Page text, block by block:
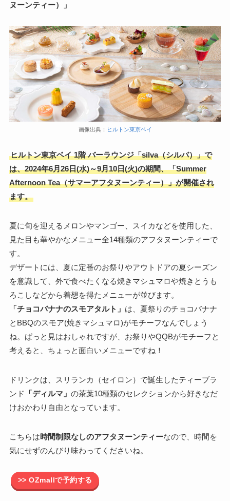
ヌーンティー）」
画像出典： ヒルトン東京ベイ
ヒルトン東京ベイ 1階 バーラウンジ「silva（シルバ）」で
は、2024年6月26日(水)～9月10日(火)の期間、「Summer
Afternoon Tea（サマーアフタヌーンティー）」が開催され
ます。
夏に旬を迎えるメロンやマンゴー、スイカなどを使用した、
見た目も華やかなメニュー全14種類のアフタヌーンティーで
す。
デザートには、夏に定番のお祭りやアウトドアの夏シーズン
を意識して、外で食べたくなる焼きマシュマロや焼きとうも
ろこしなどから着想を得たメニューが並びます。
「チョコバナナのスモアタルト」 は、夏祭りのチョコバナナ
とBBQのスモア(焼きマシュマロ)がモチーフなんでしょう
ね。ぱっと見はおしゃれですが、お祭りやQQBがモチーフと
考えると、ちょっと面白いメニューですね！
ドリンクは、スリランカ（セイロン）で誕生したティーブラ
ンド
「ディルマ」 の茶葉10種類のセレクションから好きなだ
けおかわり自由となっています。
こちらは時間制限なしのアフタヌーンティーなので、時間を
気にせずのんびり味わってくださいね。
>> OZmallで予約する